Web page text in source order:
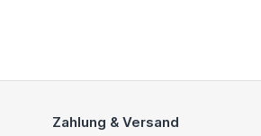
Zahlung & Versand